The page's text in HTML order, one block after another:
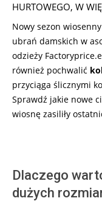
HURTOWEGO, W
Nowy sezon
ubrań damskich w
odzieży
również pochwalić
przyciąga ślicznymi
Sprawdź jakie nowe
wiosnę zasiliły
Dlaczego
dużych